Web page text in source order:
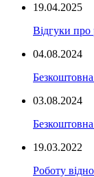
19.04.2025
Відгуки про
04.08.2024
03.08.2024
19.03.2022
Роботу